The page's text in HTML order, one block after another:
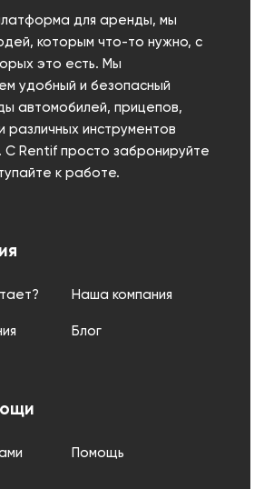
для аренды, мы
которым что-то нужно, с
это есть. Мы
удобный и безопасный
автомобилей, прицепов,
различных инструментов
С Rentif просто забронируйте
к работе.
Наша компания
Блог
Помощь